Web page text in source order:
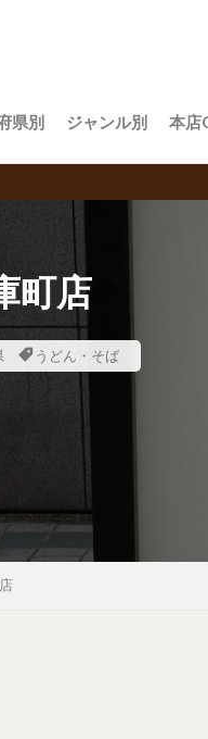
県別 ジャンル別 本店
飲食チェーン店トラベラー
町店
うどん・そば